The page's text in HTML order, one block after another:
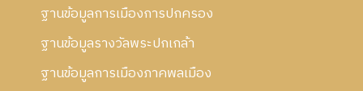
ฐานข้อมูลการเมืองการปกครอง
ฐานข้อมูลรางวัลพระปกเกล้า
ฐานข้อมูลการเมืองภาคพลเมือง